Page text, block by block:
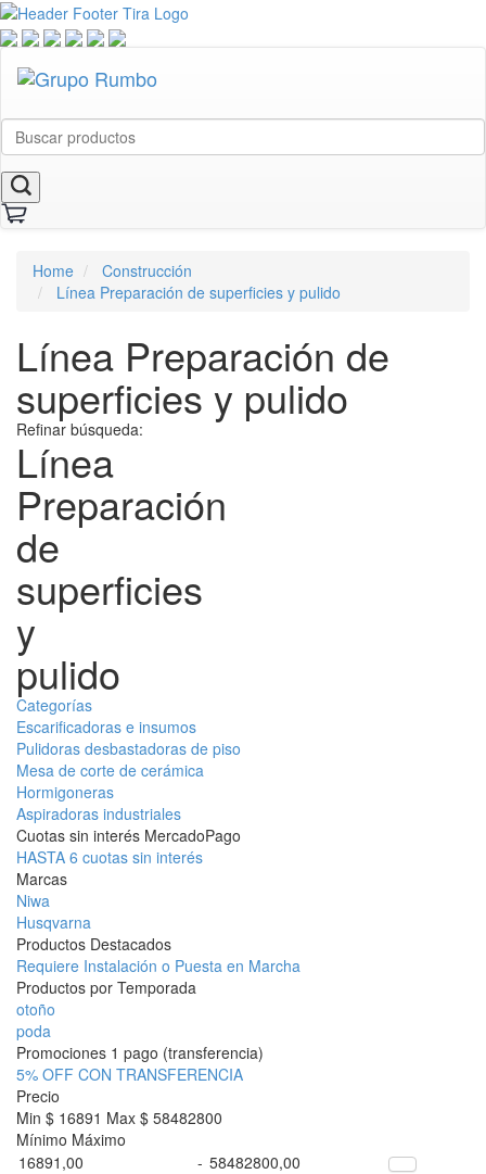
Home
Construcción
Línea Preparación de superficies y pulido
Línea Preparación de
superficies y pulido
Refinar búsqueda:
Línea
Preparación
de
superficies
y
pulido
Categorías
Escarificadoras e insumos
Pulidoras desbastadoras de piso
Mesa de corte de cerámica
Hormigoneras
Aspiradoras industriales
Cuotas sin interés MercadoPago
HASTA 6 cuotas sin interés
Marcas
Niwa
Husqvarna
Productos Destacados
Requiere Instalación o Puesta en Marcha
Productos por Temporada
otoño
poda
Promociones 1 pago (transferencia)
5% OFF CON TRANSFERENCIA
Precio
Min $ 16891 Max $ 58482800
Mínimo Máximo
-